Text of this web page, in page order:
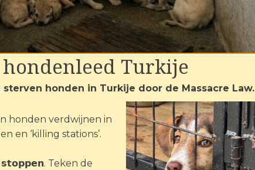
Kattenhandel
hondenleed Turkije
sterven honden in Turkije door de Massacre Law.
honden verdwijnen in
en ‘killing stations’.
Teken de